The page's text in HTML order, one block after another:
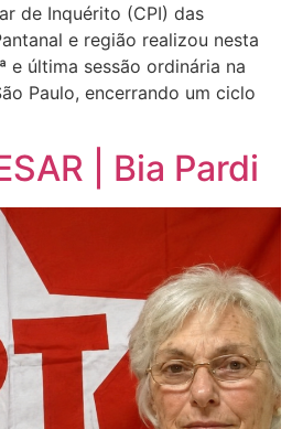
de Inquérito (CPI) das
e região realizou nesta
e última sessão ordinária na
Paulo, encerrando um ciclo
| Bia Pardi